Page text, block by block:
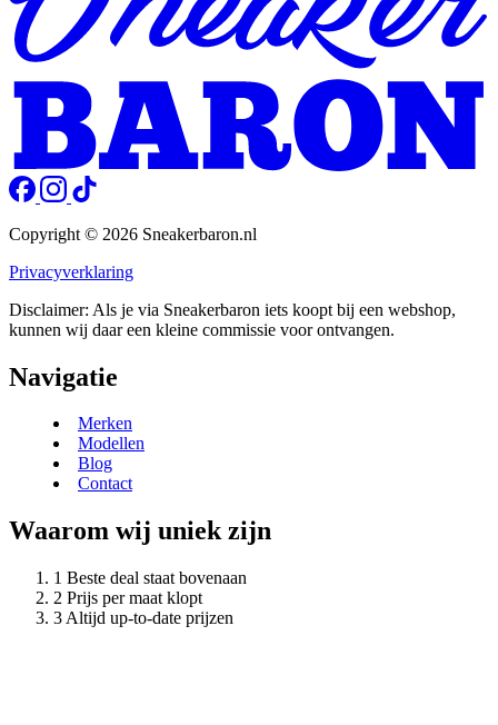
Copyright © 2026 Sneakerbaron.nl
Privacyverklaring
Disclaimer: Als je via Sneakerbaron iets koopt bij een webshop,
kunnen wij daar een kleine commissie voor ontvangen.
Navigatie
Merken
Modellen
Blog
Contact
Waarom wij uniek zijn
Beste deal staat bovenaan
Prijs per maat klopt
Altijd up-to-date prijzen